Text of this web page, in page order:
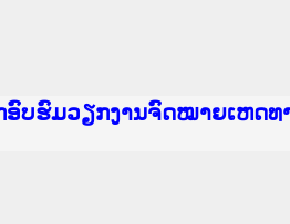
of Justice Lao PDR
ວັບໄຊຈົດໝາຍເຫດທາງລັດຖ
ຍຸຕິທຳ
ບຮົມວຽກງານຈົດໝາຍເຫດທ
ຊຸມທົບທວນຄືນການຈັດຕັ້ງປະ
ມ ຜູ່ປະສານງານວຽກງານຈົດ
ມ ຜູ່ປະສານງານວຽກງານຈົດ
ແອັບກົດໝາຍລາວ ແລະ ເວັບ
ແອັບກົດໝາຍລາວ ແລະ ເວັບ
ບວຽກງານຈົດໝາຍເຫດທາງ
ບຮົມວຽກງານຈົດໝາຍເຫດທ